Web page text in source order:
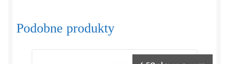
Podobne produkty